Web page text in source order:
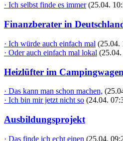
· Ich selbst finde es immer (25.04.
Finanzberater in
· Ich würde auch einfach mal (25.04.
· Oder auch einfach mal lokal
Heizlüfter im
· Das kann man schon machen,
· Ich bin mir jetzt nicht so (24.04.
Ausbildungsprojekt
· Das finde ich echt einen (25.04.